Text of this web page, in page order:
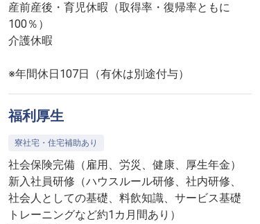
産前産後・育児休暇（取得率・復帰率ともに
100％）
介護休暇
※年間休日107日（有休は別途付与）
福利厚生
寮社宅・住宅補助あり
社会保険完備（雇用、労災、健康、厚生年金）
新入社員研修（ハウスルール研修、社内研修、
社会人としての基礎、料飲知識、サービス基礎
トレーニングなど約1カ月間あり）